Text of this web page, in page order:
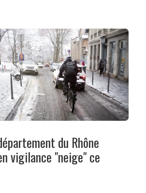
du Rhône
vigilance "neige" ce